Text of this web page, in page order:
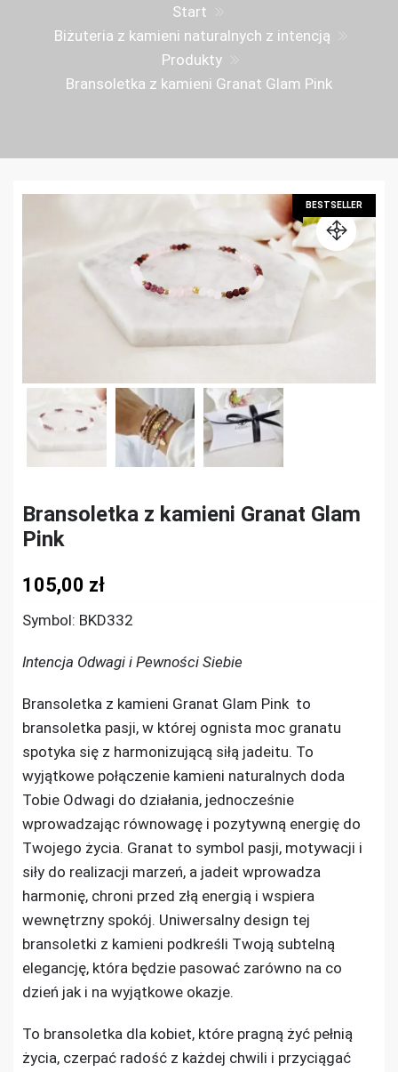
Start
Biżuteria z kamieni naturalnych z intencją
Produkty
Bransoletka z kamieni Granat Glam Pink
BESTSELLER
Bransoletka z kamieni Granat Glam
Pink
105,00 zł
Symbol: BKD332
Intencja Odwagi i Pewności Siebie
Bransoletka z kamieni Granat Glam Pink to
bransoletka pasji, w której ognista moc granatu
spotyka się z harmonizującą siłą jadeitu. To
wyjątkowe połączenie kamieni naturalnych doda
Tobie Odwagi do działania, jednocześnie
wprowadzając równowagę i pozytywną energię do
Twojego życia. Granat to symbol pasji, motywacji i
siły do realizacji marzeń, a jadeit wprowadza
harmonię, chroni przed złą energią i wspiera
wewnętrzny spokój. Uniwersalny design tej
bransoletki z kamieni podkreśli Twoją subtelną
elegancję, która będzie pasować zarówno na co
dzień jak i na wyjątkowe okazje.
To bransoletka dla kobiet, które pragną żyć pełnią
życia, czerpać radość z każdej chwili i przyciągać